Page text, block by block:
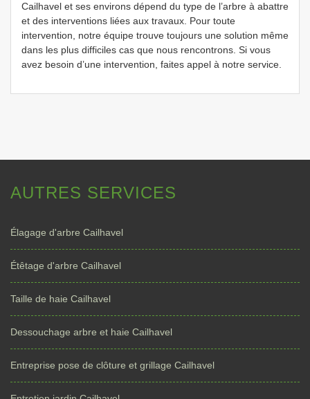
Cailhavel et ses environs dépend du type de l’arbre à abattre
et des interventions liées aux travaux. Pour toute
intervention, notre équipe trouve toujours une solution même
dans les plus difficiles cas que nous rencontrons. Si vous
avez besoin d’une intervention, faites appel à notre service.
AUTRES SERVICES
Élagage d'arbre Cailhavel
Étêtage d'arbre Cailhavel
Taille de haie Cailhavel
Dessouchage arbre et haie Cailhavel
Entreprise pose de clôture et grillage Cailhavel